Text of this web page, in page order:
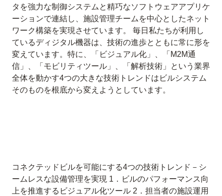
タを強力な制御システムと精巧なソフトウェアアプリケ
ーションで連結し、施設管理チームを中心としたネット
ワーク構築を実現させています。 毎日私たちが利用し
ているディジタル機器は、技術の進歩とともに常に形を
変えています。特に、「ビジュアル化」、「M2M通
信」、「モビリティツール」、「解析技術」という業界
全体を動かす4つの大きな技術トレンドはビルシステム
そのものを根底から変えようとしています。
コネクテッドビルを可能にする4つの技術トレンド－シ
ームレスな設備管理を実現 1．ビルのパフォーマンス向
上を推進するビジュアル化ツール 2．担当者の施設運用